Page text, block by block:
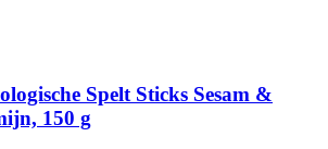
Spelt Sticks Sesam &
150 g